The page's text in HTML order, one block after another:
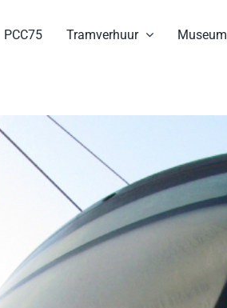
PCC75 Tramverhuur Museum